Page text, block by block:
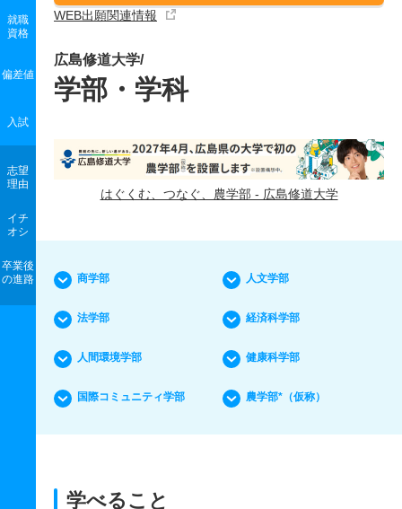
WEB出願関連情報
就職
資格
偏差値
入試
志望
理由
イチ
オシ
卒業後
の進路
広島修道大学/
学部・学科
はぐくむ、つなぐ、農学部 - 広島修道大学
商学部 人文学部
法学部 経済科学部
人間環境学部 健康科学部
国際コミュニティ学部 農学部*（仮称）
学べること